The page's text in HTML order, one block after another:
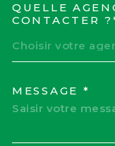
QUELLE
CONTACTER
Choisir votre
MESSAGE *